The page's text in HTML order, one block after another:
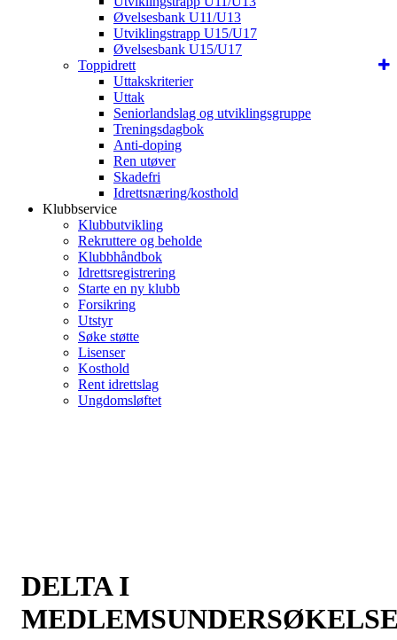
Øvelsesbank U11/U13
Utviklingstrapp U15/U17
Øvelsesbank U15/U17
Toppidrett
Uttakskriterier
Uttak
Seniorlandslag og utviklingsgruppe
Treningsdagbok
Anti-doping
Ren utøver
Skadefri
Idrettsnæring/kosthold
Klubbservice
Klubbutvikling
Rekruttere og beholde
Klubbhåndbok
Idrettsregistrering
Starte en ny klubb
Forsikring
Utstyr
Søke støtte
Lisenser
Kosthold
Rent idrettslag
Ungdomsløftet
DELTA I